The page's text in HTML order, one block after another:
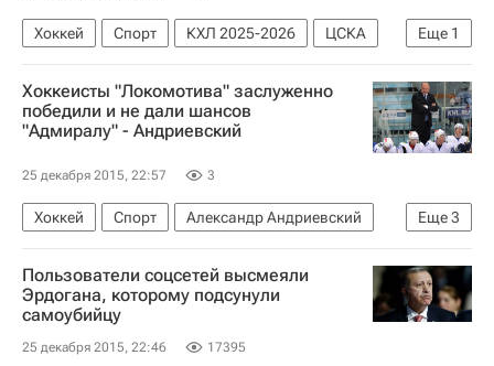
Еще 1
Хоккей Спорт КХЛ 2025-2026
ЦСКА
Кирилл Петров
Хоккеисты "Локомотива" заслуженно
победили и не дали шансов
"Адмиралу" - Андриевский
25 декабря 2015, 22:57 3
Еще3
Хоккей Спорт
Александр Андриевский
КХЛ 2025-2026
Адмирал
Локомотив (Ярославль)
Пользователи соцсетей высмеяли
Эрдогана, которому подсунули
самоубийцу
25 декабря 2015, 22:46 17395